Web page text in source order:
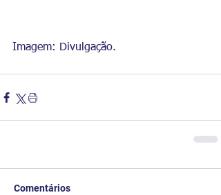
Imagem: Divulgação.
Comentários